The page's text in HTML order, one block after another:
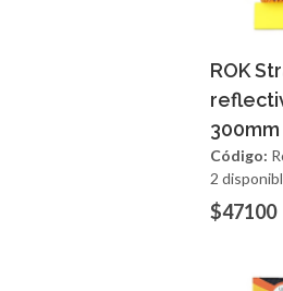
ROK
Código:
2
$47100